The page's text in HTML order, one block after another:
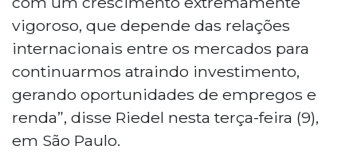
vigoroso, que depende das relações
internacionais entre os mercados para
continuarmos atraindo investimento,
gerando oportunidades de empregos e
renda”, disse Riedel nesta terça-feira (9),
em São Paulo.